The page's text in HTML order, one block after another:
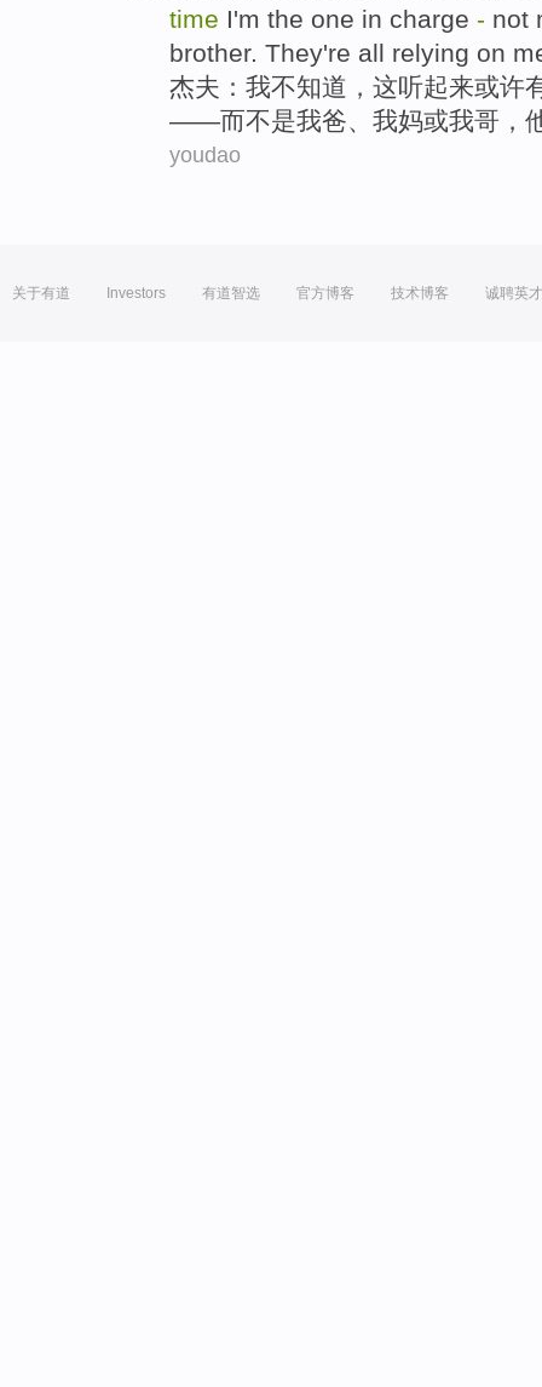
time I'm the one in charge - not
brother. They're all relying on
杰夫 ： 我不知道 ， 这听起来或许
——而不是我爸、我妈或我哥 ，
youdao
关于有道 Investors 有道智选 官方博客 技术博客 诚聘英才